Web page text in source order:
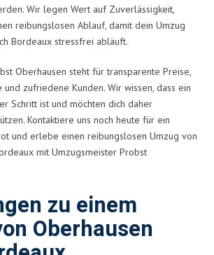
Wir legen Wert auf Zuverlässigkeit,
reibungslosen Ablauf, damit dein Umzug
Bordeaux stressfrei abläuft.
Oberhausen steht für transparente Preise,
zufriedene Kunden. Wir wissen, dass ein
Schritt ist und möchten dich daher
Kontaktiere uns noch heute für ein
und erlebe einen reibungslosen Umzug von
mit Umzugsmeister Probst
zu einem
Oberhausen